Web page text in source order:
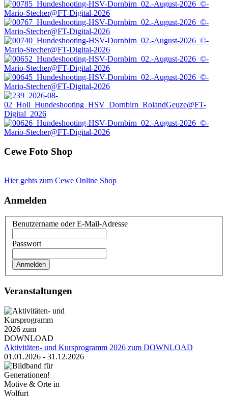
Cewe Foto Shop
Hier gehts zum Cewe Online Shop
Anmelden
Benutzername oder E-Mail-Adresse
Passwort
Veranstaltungen
Aktivitäten- und Kursprogramm 2026 zum DOWNLOAD
01.01.2026 - 31.12.2026